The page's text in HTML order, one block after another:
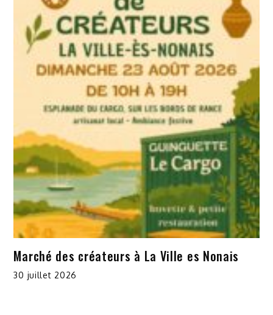
Marché des créateurs à La Ville es Nonais
30 juillet 2026